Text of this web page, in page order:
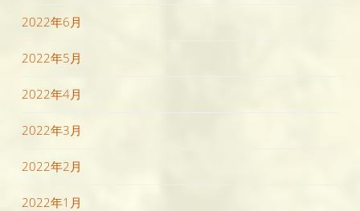
2022年6月
2022年5月
2022年4月
2022年3月
2022年2月
2022年1月